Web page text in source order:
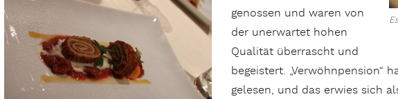
genossen und waren von
der unerwartet hohen
Qualität überrascht und
begeistert. „Verwöhnpension“
gelesen, und das erwies sich